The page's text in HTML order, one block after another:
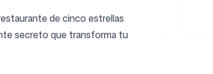
de cinco estrellas
secreto que transforma tu